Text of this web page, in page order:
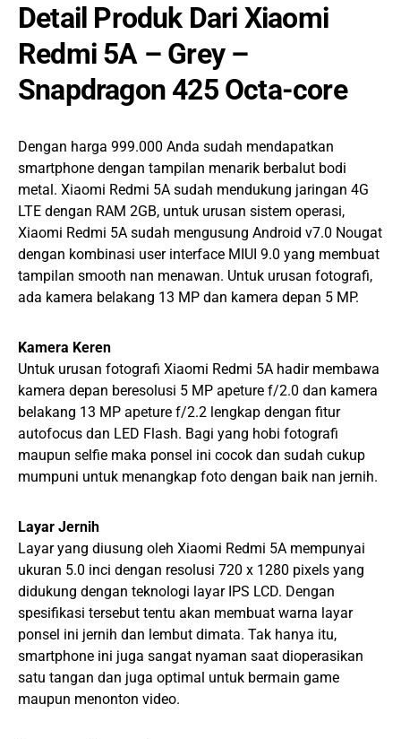
Detail Produk Dari Xiaomi
Redmi 5A – Grey –
Snapdragon 425 Octa-core
Dengan harga 999.000 Anda sudah mendapatkan
smartphone dengan tampilan menarik berbalut bodi
metal. Xiaomi Redmi 5A sudah mendukung jaringan 4G
LTE dengan RAM 2GB, untuk urusan sistem operasi,
Xiaomi Redmi 5A sudah mengusung Android v7.0 Nougat
dengan kombinasi user interface MIUI 9.0 yang membuat
tampilan smooth nan menawan. Untuk urusan fotografi,
ada kamera belakang 13 MP dan kamera depan 5 MP.
Kamera Keren
Untuk urusan fotografi Xiaomi Redmi 5A hadir membawa
kamera depan beresolusi 5 MP apeture f/2.0 dan kamera
belakang 13 MP apeture f/2.2 lengkap dengan fitur
autofocus dan LED Flash. Bagi yang hobi fotografi
maupun selfie maka ponsel ini cocok dan sudah cukup
mumpuni untuk menangkap foto dengan baik nan jernih.
Layar Jernih
Layar yang diusung oleh Xiaomi Redmi 5A mempunyai
ukuran 5.0 inci dengan resolusi 720 x 1280 pixels yang
didukung dengan teknologi layar IPS LCD. Dengan
spesifikasi tersebut tentu akan membuat warna layar
ponsel ini jernih dan lembut dimata. Tak hanya itu,
smartphone ini juga sangat nyaman saat dioperasikan
satu tangan dan juga optimal untuk bermain game
maupun menonton video.